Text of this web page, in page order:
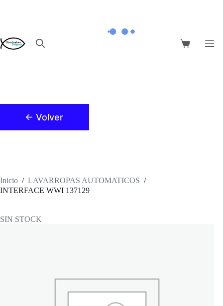
Carro
← Volver
Inicio / LAVARROPAS AUTOMATICOS /
INTERFACE WWI 137129
SIN STOCK